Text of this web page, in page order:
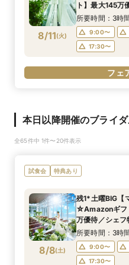
8/11(火)
ト】最大145万
食材豪華試食×
切全館ALL見学
所要時間：3時
9:00〜
17:30〜
フェ
本日以降開催のブライ
全65件中 1件〜20件表示
試食会 特典あり
8/8(土)
残1*土曜BIG【
☆Amazonギフ
万優待／シェ
×選べる2つの
学
所要時間：3時
9:00〜
17:30〜